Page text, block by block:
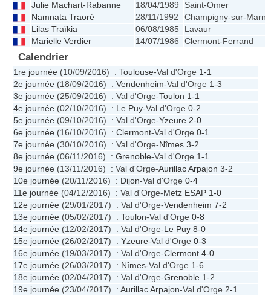
Julie Machart-Rabanne
18/04/1989
Saint-Omer
Namnata Traoré
28/11/1992
Champigny-sur-Marne
Lilas Traïkia
06/08/1985
Lavaur
Marielle Verdier
14/07/1986 Clermont-Ferrand
Calendrier
1re journée (10/09/2016) : Toulouse-Val d'Orge 1-1
2e journée (18/09/2016) : Vendenheim-Val d'Orge 1-3
3e journée (25/09/2016) : Val d'Orge-Toulon 1-1
4e journée (02/10/2016) : Le Puy-Val d'Orge 0-2
5e journée (09/10/2016) : Val d'Orge-Yzeure 2-0
6e journée (16/10/2016) : Clermont-Val d'Orge 0-1
7e journée (30/10/2016) : Val d'Orge-Nîmes 3-2
8e journée (06/11/2016) : Grenoble-Val d'Orge 1-1
9e journée (13/11/2016) : Val d'Orge-Aurillac Arpajon 3-2
10e journée (20/11/2016) : Dijon-Val d'Orge 0-4
11e journée (04/12/2016) : Val d'Orge-Metz ESAP 1-0
12e journée (29/01/2017) : Val d'Orge-Vendenheim 7-2
13e journée (05/02/2017) : Toulon-Val d'Orge 0-8
14e journée (12/02/2017) : Val d'Orge-Le Puy 8-0
15e journée (26/02/2017) : Yzeure-Val d'Orge 0-3
16e journée (19/03/2017) : Val d'Orge-Clermont 4-0
17e journée (26/03/2017) : Nîmes-Val d'Orge 1-6
18e journée (02/04/2017) : Val d'Orge-Grenoble 1-2
19e journée (23/04/2017) : Aurillac Arpajon-Val d'Orge 2-1